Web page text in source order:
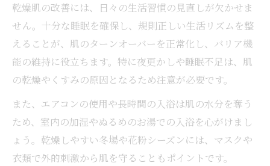
テップ
乾燥肌内側から治す食べ物の選び方と注意
点
内側ケアが導く乾燥肌対策の新常識
乾燥肌対策に必要な必須脂肪酸と水分補給
法
乾燥肌内側から治すためのサプリメントの
乾燥肌の改善には、日々の生活習慣の見直しが欠かせま
せん。十分な睡眠を確保し、規則正しい生活リズムを整
えることが、肌のターンオーバーを正常化し、バリア機
能の維持に役立ちます。特に夜更かしや睡眠不足は、肌
の乾燥やくすみの原因となるため注意が必要です。
また、エアコンの使用や長時間の入浴は肌の水分を奪う
ため、室内の加湿やぬるめのお湯での入浴を心がけまし
ょう。乾燥しやすい冬場や花粉シーズンには、マスクや
衣類で外的刺激から肌を守ることもポイントです。